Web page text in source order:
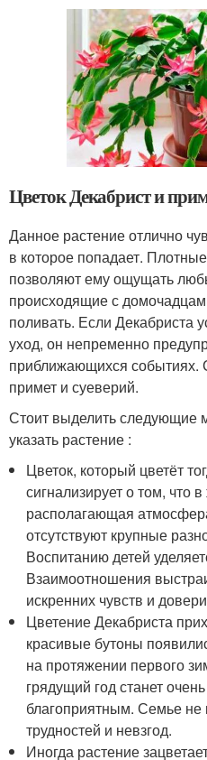
Цветок Декабрист и
Данное растение отлично
в которое попадает.
позволяют ему ощущать
происходящие с
поливать. Если Декабриста
уход, он непременно
приближающихся событиях.
примет и суеверий.
Стоит выделить следующие
указать растение :
Цветок, который цветёт
сигнализирует о том, что
располагающая
отсутствуют крупные
Воспитанию детей
Взаимоотношения
искренних чувств и
Цветение Декабриста
красивые бутоны
на протяжении первого
грядущий год станет
благоприятным. Семье не
трудностей и невзгод.
Иногда растение